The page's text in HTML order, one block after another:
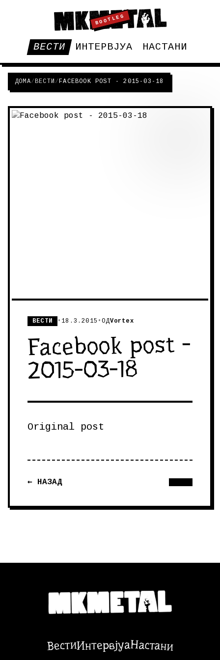
BOOTLEG
ВЕСТИ ИНТЕРВЈУА НАСТАНИ
ДОМА/ВЕСТИ /FACEBOOK POST - 2015-03-18
ВЕСТИ • 18.3.2015 •ОДVortex
Facebook post -
2015-03-18
Original post
← НАЗАД
ВестиИнтервјуаНастани